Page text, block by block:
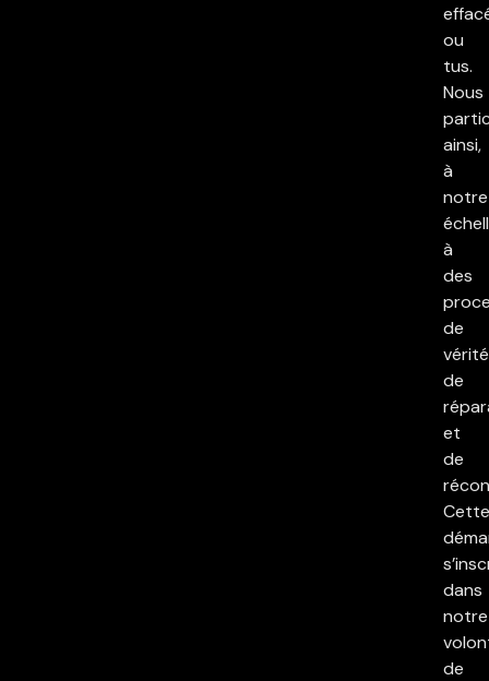
ou
tus.
Nous
ainsi,
à
notre
à
des
de
de
et
de
Cette
dans
notre
de